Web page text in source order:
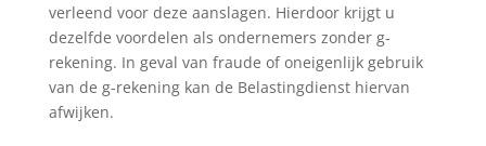
verleend voor deze aanslagen. Hierdoor krijgt u
dezelfde voordelen als ondernemers zonder g-
rekening. In geval van fraude of oneigenlijk gebruik
van de g-rekening kan de Belastingdienst hiervan
afwijken.